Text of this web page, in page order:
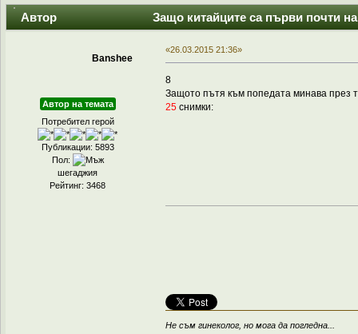
Автор Защо китайците са първи почти
Banshee
Автор на темата
Потребител герой
Публикации: 5893
Пол:
шегаджия
Рейтинг: 3468
«26.03.2015 21:36»
8
Защото пътя към попедата минава през
25снимки:
Не съм гинеколог, но мога да погледна...